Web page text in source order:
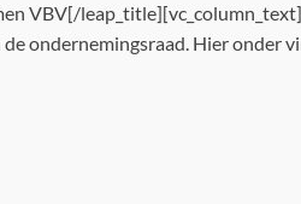
VBV[/
ondernemingsraad. Hier onder